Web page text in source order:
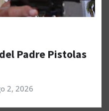
Padre Pistolas
2, 2026